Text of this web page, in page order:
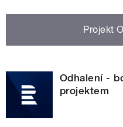
Projekt
Odhalení -
projektem